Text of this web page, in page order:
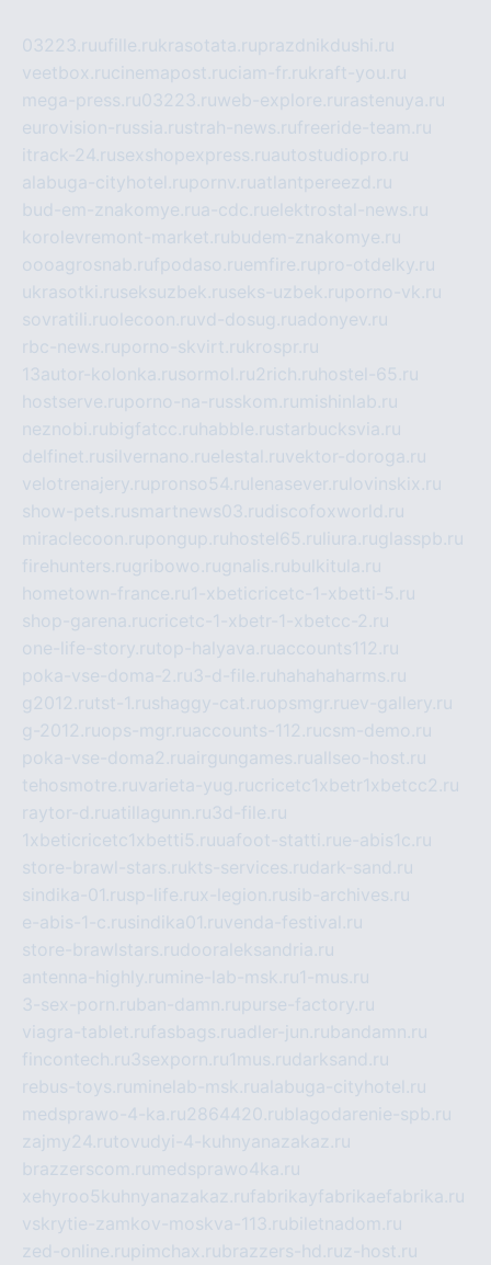
03223.ruufille.rukrasotata.ruprazdnikdushi.ru
veetbox.rucinemapost.ruciam-fr.rukraft-you.ru
mega-press.ru03223.ruweb-explore.ru rastenuya.ru
eurovision-russia.rustrah-news.rufreeride-team.ru
itrack-24.rusexshopexpress.ruautostudiopro.ru
alabuga-cityhotel.rupornv.ruatlantpereezd.ru
bud-em-znakomye.rua-cdc.ruelektrostal-news.ru
korolevremont-market.rubudem-znakomye.ru
oooagrosnab.rufpodaso.ruemfire.rupro-otdelky.ru
ukrasotki.ruseksuzbek.ruseks-uzbek.ruporno-vk.ru
sovratili.ruolecoon.ruvd-dosug.ruadonyev.ru
rbc-news.ruporno-skvirt.rukrospr.ru
13autor-kolonka.rusormol.ru2rich.ru hostel-65.ru
hostserve.ruporno-na-russkom.ru mishinlab.ru
neznobi.rubigfatcc.ru habble.rustarbucksvia.ru
delfinet.rusilvernano.ruelestal.ruvektor-doroga.ru
velotrenajery.rupronso54.ru lenasever.ru lovinskix.ru
show-pets.rusmartnews03.rudiscofoxworld.ru
miraclecoon.rupongup.ru hostel65.ru liura.ruglasspb.ru
firehunters.rugribowo.rugnalis.rubulkitula.ru
hometown-france.ru1-xbeticricetc-1-xbetti-5.ru
shop-garena.rucricetc-1-xbetr-1-xbetcc-2.ru
one-life-story.rutop-halyava.ruaccounts112.ru
poka-vse-doma-2.ru3-d-file.ru hahahaharms.ru
g2012.rutst-1.rushaggy-cat.ruopsmgr.ruev-gallery.ru
g-2012.ruops-mgr.ruaccounts-112.rucsm-demo.ru
poka-vse-doma2.ruairgungames.ruallseo-host.ru
tehosmotre.ruvarieta-yug.rucricetc1xbetr1xbetcc2.ru
raytor-d.ruatillagunn.ru3d-file.ru
1xbeticricetc1xbetti5.ruuafoot-statti.rue-abis1c.ru
store-brawl-stars.rukts-services.rudark-sand.ru
sindika-01.rusp-life.rux-legion.rusib-archives.ru
e-abis-1-c.rusindika01.ruvenda-festival.ru
store-brawlstars.rudooraleksandria.ru
antenna-highly.ru mine-lab-msk.ru1-mus.ru
3-sex-porn.ruban-damn.rupurse-factory.ru
viagra-tablet.rufasbags.ruadler-jun.rubandamn.ru
fincontech.ru3sexporn.ru1mus.rudarksand.ru
rebus-toys.ru minelab-msk.rualabuga-cityhotel.ru
medsprawo-4-ka.ru2864420.rublagodarenie-spb.ru
zajmy24.rutovudyi-4-kuhnyanazakaz.ru
brazzerscom.ru medsprawo4ka.ru
xehyroo5kuhnyanazakaz.rufabrikayfabrikaefabrika.ru
vskrytie-zamkov-moskva-113.rubiletnadom.ru
zed-online.rupimchax.rubrazzers-hd.ruz-host.ru